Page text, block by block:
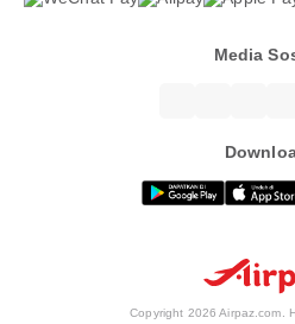
Media
Copyright 2026 Airpaz.com.